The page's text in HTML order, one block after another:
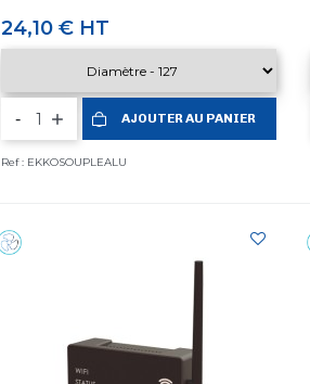
Prix
24,10 €HT
- AJOUTER AU PANIER
Ref : EKKOSOUPLEALU